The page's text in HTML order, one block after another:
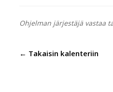
Ohjelman järjestäjä vastaa
← Takaisin kalenteriin